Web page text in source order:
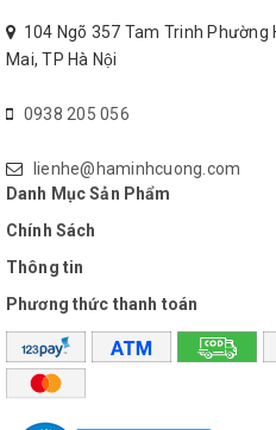
Nồi trang bị bảng điều khiển điện
nhiều chức năng nấu như: nấu
nấu ăn nhanh,… và hẹn giờ nấu
104 Ngõ 357 Tam Trinh Phường
Mai, TP Hà Nội
0938 205 056
lienhe@haminhcuong.com
Danh Mục Sản Phẩm
Chính Sách
Thông tin
Phương thức thanh toán